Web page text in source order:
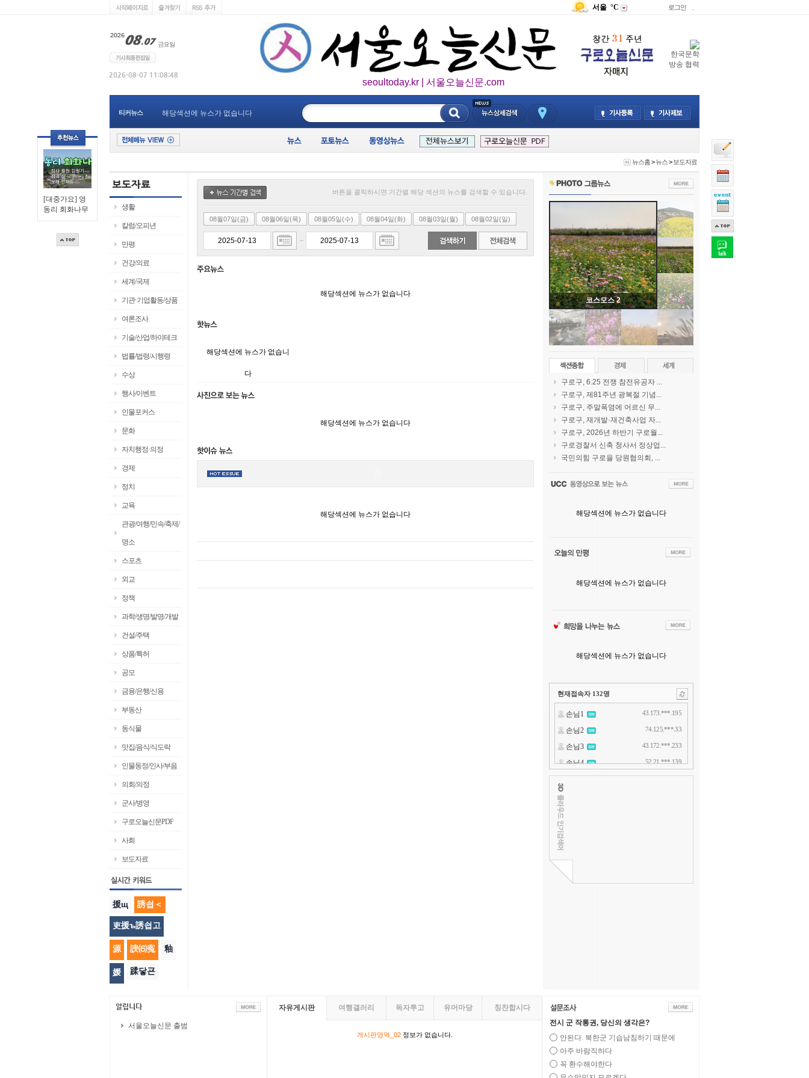
[대중가요] 영
동리 회화나무
서울 °C 로그인
seoultoday.kr | 서울오늘신문.com
한국문학
방송 협력
티커뉴스 해당섹션에 뉴스가 없습니다
뉴스홈>뉴스> 보도자료
생활
칼럼/오피년
만평
건강/의료
세계/국제
기관·기업활동/상품
여론조사
기술/산업/하이테크
법률/법령/시행령
수상
행사/이벤트
인물포커스
문화
자치행정·의정
경제
정치
교육
관광/여행/민속/축제/
명소
스포츠
외교
정책
과학/생명/발명/개발
건설/주택
상품/특허
공모
금융/은행/신용
부동산
동식물
맛집/음식/식도락
인물동정/인사/부음
의회/의정
군사/병영
구로오늘신문PDF
사회
보도자료
援щ 誘쇱＜
吏援ъ誘쇱고
源 諛⑹寃 釉
媛 蹂닿굔
버튼을 클릭하시면 기간별 해당 섹션의 뉴스를 검색할 수 있습니다.
08월07일(금) 08월06일(목) 08월05일(수) 08월04일(화) 08월03일(월) 08월02일(일)
~
해당섹션에 뉴스가 없습니다
해당섹션에 뉴스가 없습니
다
해당섹션에 뉴스가 없습니다
해당섹션에 뉴스가 없습니다
코스모스 2
구로구, 6.25 전쟁 참전유공자 ...
구로구, 제81주년 광복절 기념...
구로구, 주말폭염에 어르신 무...
구로구, 재개발·재건축사업 자...
구로구, 2026년 하반기 구로월...
구로경찰서 신축 청사서 정상업...
국민의힘 구로을 당원협의회, ...
해당섹션에 뉴스가 없습니다
해당섹션에 뉴스가 없습니다
해당섹션에 뉴스가 없습니다
현재접속자 132명
서울오늘신문 출범
자유게시판 여행갤러리 독자투고 유머마당 칭찬합시다
게시판영역_02정보가 없습니다.
전시 군 작통권, 당신의 생각은?
안된다. 북한군 기습남침하기 때문에
아주 바람직하다
꼭 환수해야한다